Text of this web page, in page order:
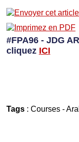
#FPA96 - JDG
cliquez ICI
Tags: Courses-